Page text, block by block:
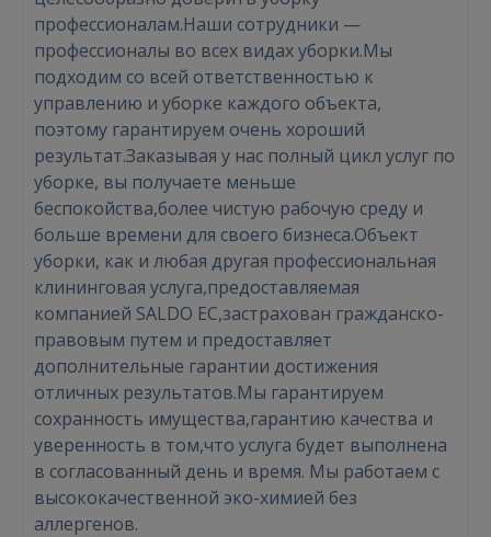
Войти
ВОЙТИ
Забыли пароль? Запомнить?
FACEBOOK
профессионалам.Наши сотрудники —
профессионалы во всех видах уборки.Мы
подходим со всей ответственностью к
управлению и уборке каждого объекта,
поэтому гарантируем очень хороший
результат.Заказывая у нас полный цикл услуг по
уборке, вы получаете меньше
беспокойства,более чистую рабочую среду и
больше времени для своего бизнеса.Объект
уборки, как и любая другая профессиональная
клининговая услуга,предоставляемая
компанией SALDO EC,застрахован гражданско-
правовым путем и предоставляет
дополнительные гарантии достижения
отличных результатов.Мы гарантируем
сохранность имущества,гарантию качества и
уверенность в том,что услуга будет выполнена
в согласованный день и время. Мы работаем с
высококачественной эко-химией без
аллергенов.